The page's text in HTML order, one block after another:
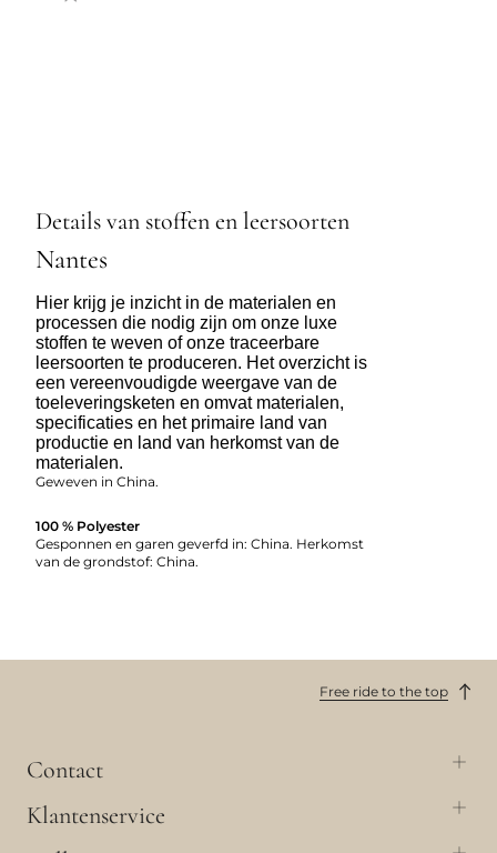
Details van stoffen en leersoorten
Nantes
Hier krijg je inzicht in de materialen en
processen die nodig zijn om onze luxe
stoffen te weven of onze traceerbare
leersoorten te produceren. Het overzicht is
een vereenvoudigde weergave van de
toeleveringsketen en omvat materialen,
specificaties en het primaire land van
productie en land van herkomst van de
materialen.
Geweven in China.
100 % Polyester
Gesponnen en garen geverfd in: China. Herkomst
van de grondstof: China.
Free ride to the top
Contact
Klantenservice